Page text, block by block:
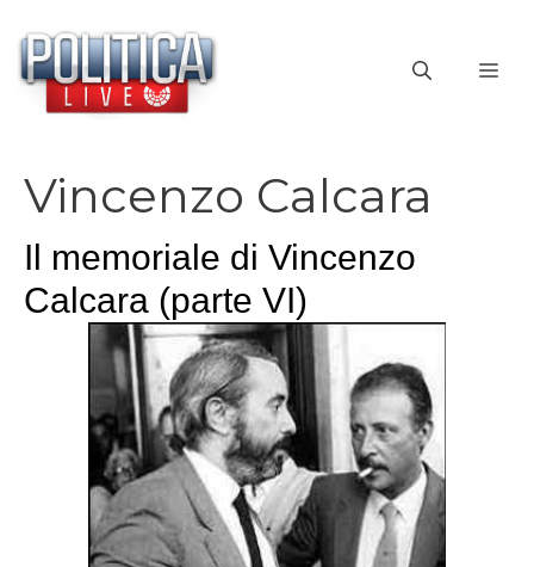
contenuto
Vincenzo Calcara
Il memoriale di Vincenzo
Calcara (parte VI)